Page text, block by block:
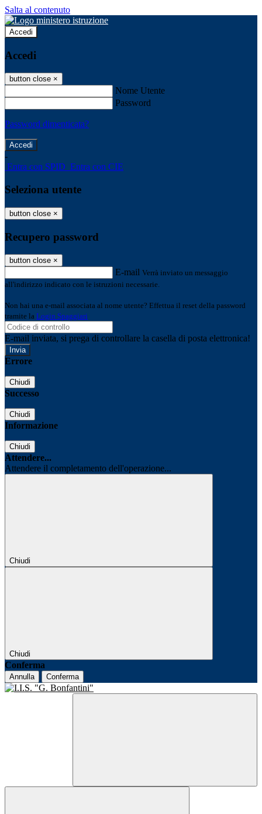
Salta al contenuto
Accedi
Accedi
button close ×
Nome Utente
Password
Password dimenticata?
-
Entra con SPID Entra con CIE
Seleziona utente
button close ×
Recupero password
button close ×
E-mail Verrà inviato un messaggio
all'indirizzo indicato con le istruzioni necessarie.
Non hai una e-mail associata al nome utente? Effettua il reset della password
tramite la Login Spaggiari
E-mail inviata, si prega di controllare la casella di posta elettronica!
Errore
Chiudi
Successo
Chiudi
Informazione
Chiudi
Attendere...
Attendere il completamento dell'operazione...
Chiudi
Chiudi
Conferma
Annulla Conferma